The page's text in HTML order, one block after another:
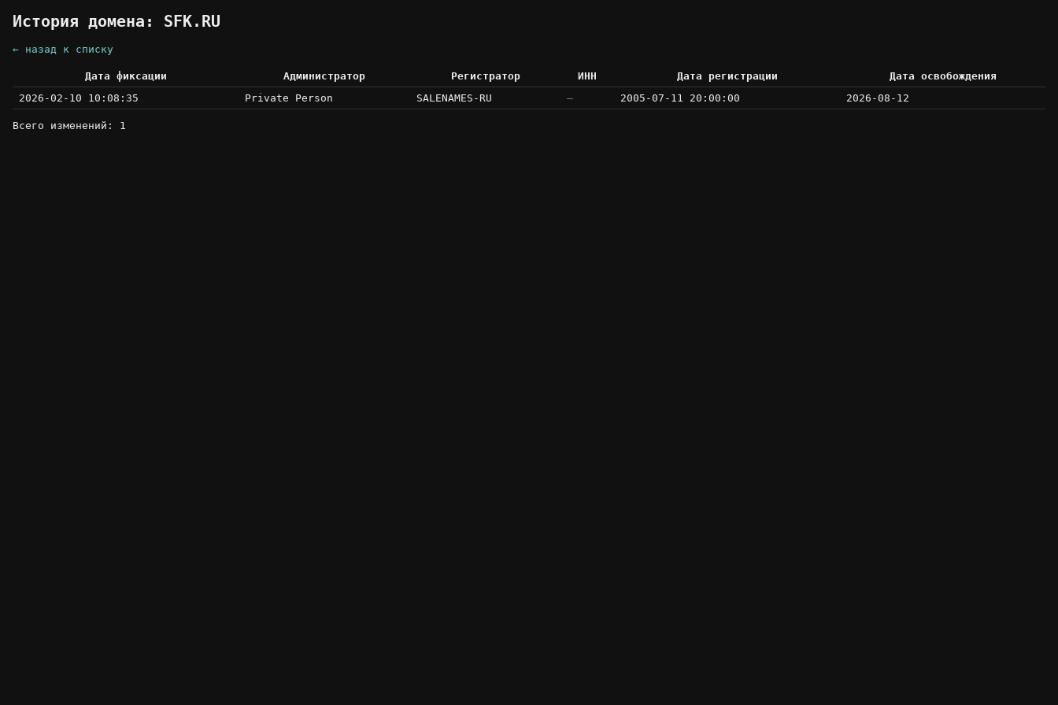
История домена: SFK.RU
← назад к списку
Дата фиксации Администратор Регистратор ИНН Дата регистрации
Дата освобождения
2026-02-10 10:08:35
Private Person SALENAMES-RU — 2005-07-11 20:00:00 2026-08-12
Всего изменений: 1